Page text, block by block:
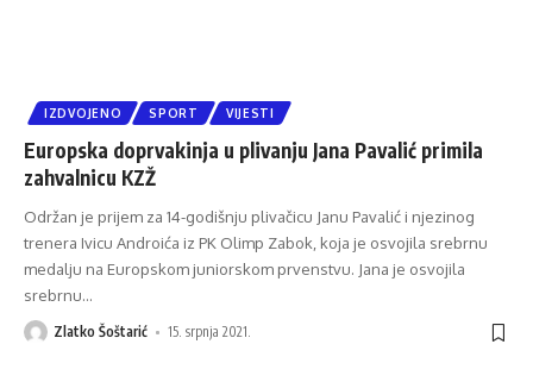
IZDVOJENO SPORT VIJESTI
Europska doprvakinja u plivanju Jana Pavalić primila
zahvalnicu KZŽ
Održan je prijem za 14-godišnju plivačicu Janu Pavalić i njezinog
trenera Ivicu Androića iz PK Olimp Zabok, koja je osvojila srebrnu
medalju na Europskom juniorskom prvenstvu. Jana je osvojila
srebrnu…
Zlatko Šoštarić 15. srpnja 2021.